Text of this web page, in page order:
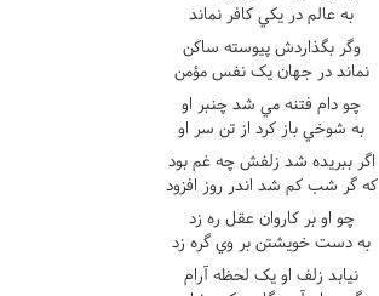
به عالم در يکي کافر نماند
وگر بگذاردش پيوسته ساکن
نماند در جهان يک نفس مؤمن
چو دام فتنه مي شد چنبر او
به شوخي باز کرد از تن سر او
اگر ببريده شد زلفش چه غم بود
که گر شب کم شد اندر روز افزود
چو او بر کاروان عقل ره زد
به دست خويشتن بر وي گره زد
نيابد زلف او يک لحظه آرام